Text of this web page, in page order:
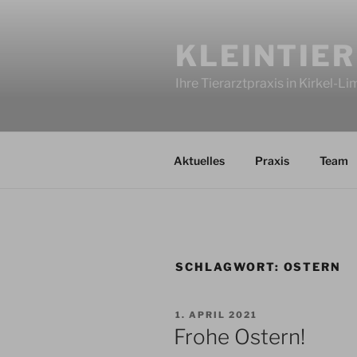
Ihre Tierarztpraxis in Kirkel-
Aktuelles Praxis Team
SCHLAGWORT: OSTERN
VERÖFFENTLICHT
AM
1. APRIL 2021
Frohe Ostern!